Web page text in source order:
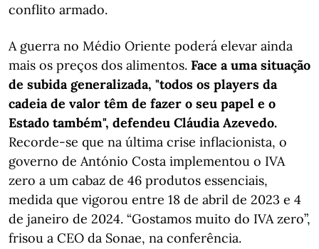
conflito armado.
A guerra no Médio Oriente poderá elevar ainda
mais os preços dos alimentos. Face a uma situação
de subida generalizada, "todos os players da
cadeia de valor têm de fazer o seu papel e o
Estado também", defendeu Cláudia Azevedo.
Recorde-se que na última crise inflacionista, o
governo de António Costa implementou o IVA
zero a um cabaz de 46 produtos essenciais,
medida que vigorou entre 18 de abril de 2023 e 4
de janeiro de 2024. “Gostamos muito do IVA zero”,
frisou a CEO da Sonae, na conferência.